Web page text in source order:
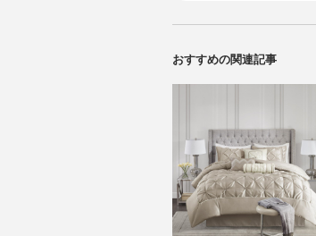
おすすめの関連記事